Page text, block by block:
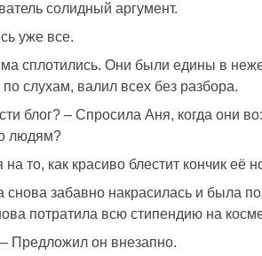
солидный аргумент.
уже все.
сплотились. Они были едины в
слухам, валил всех без разбора.
блог? – Спросила Аня, когда они
людям?
то, как красиво блестит кончик её
снова забавно накрасилась и была
потратила всю стипендию на
Предложил он внезапно.